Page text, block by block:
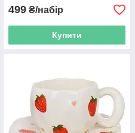
499 ₴/набір
Купити